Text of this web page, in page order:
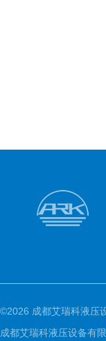
©2026 成都艾瑞科液压
成都艾瑞科液压设备有